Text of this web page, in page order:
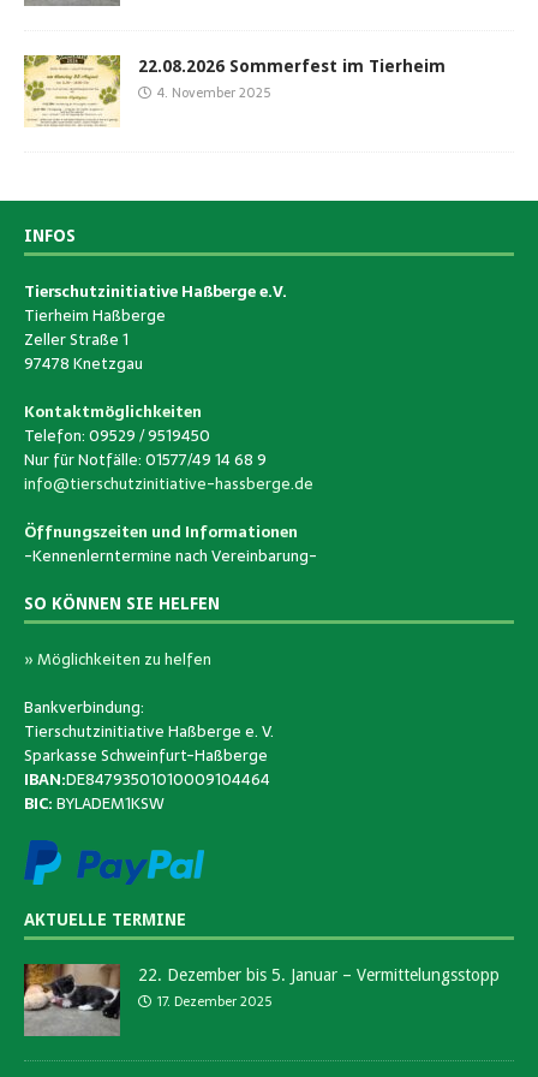
22.08.2026 Sommerfest im Tierheim
4. November 2025
INFOS
Tierschutzinitiative Haßberge e.V.
Tierheim Haßberge
Zeller Straße 1
97478 Knetzgau
Kontaktmöglichkeiten
Telefon: 09529 / 9519450
Nur für Notfälle: 01577/49 14 68 9
info@tierschutzinitiative-hassberge.de
Öffnungszeiten und Informationen
-Kennenlerntermine nach Vereinbarung-
SO KÖNNEN SIE HELFEN
» Möglichkeiten zu helfen
Bankverbindung:
Tierschutzinitiative Haßberge e. V.
Sparkasse Schweinfurt-Haßberge
IBAN:DE84793501010009104464
BIC:BYLADEM1KSW
AKTUELLE TERMINE
22. Dezember bis 5. Januar – Vermittelungsstopp
17. Dezember 2025